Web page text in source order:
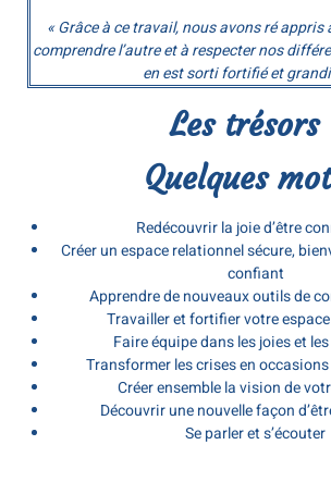
« Grâce à ce travail, nous avons ré appris
comprendre l’autre et à respecter nos
en est sorti fortifié et
Les trésors
Quelques
Redécouvrir la joie d’être
Créer un espace relationnel sécure,
confiant
Apprendre de nouveaux outils de
Travailler et fortifier votre
Faire équipe dans les joies et
Transformer les crises en
Créer ensemble la vision de
Découvrir une nouvelle façon
Se parler et s’écouter